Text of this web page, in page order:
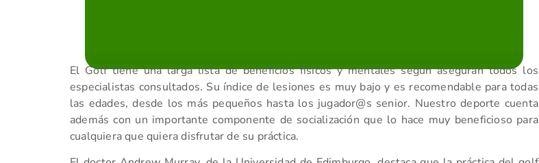
El Golf tiene una larga lista de beneficios físicos y mentales según aseguran todos los
especialistas consultados. Su índice de lesiones es muy bajo y es recomendable para todas
las edades, desde los más pequeños hasta los jugador@s senior. Nuestro deporte cuenta
además con un importante componente de socialización que lo hace muy beneficioso para
cualquiera que quiera disfrutar de su práctica.